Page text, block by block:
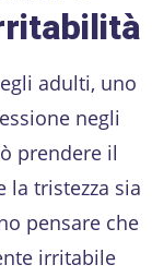
adulti, uno
negli
prendere il
la tristezza sia
pensare che
irritabile